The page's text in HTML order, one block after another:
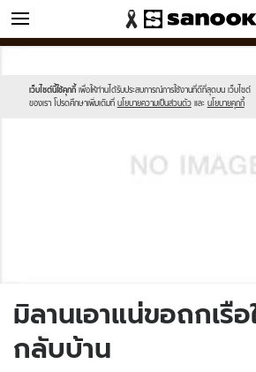
ข่าว
เว็บไซต์นี้ใช้คุกกี้ เพื่อให้ท่านได้รับประสบการณ์การใช้งานที่ดีที่สุดบน เว็บไซต์
ของเรา โปรดศึกษาเพิ่มเติมที่ นโยบายความเป็นส่วนตัว และ นโยบายคุกกี้
sanook.png
image.jpg
มิลานเอาแน่ขอถกเรื
กลับบ้าน